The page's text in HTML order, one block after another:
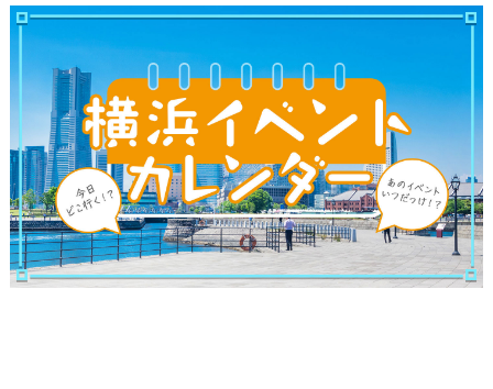
ランキング
ブログ記事
サイトについて